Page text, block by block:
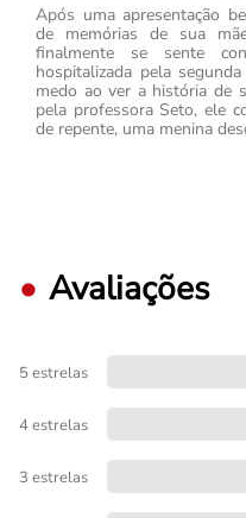
Após uma apresentação
de memórias de sua
finalmente se sente
hospitalizada pela
medo ao ver a história de
pela professora Seto, ele
de repente, uma menina
Avaliações
5 estrelas
4 estrelas
3 estrelas